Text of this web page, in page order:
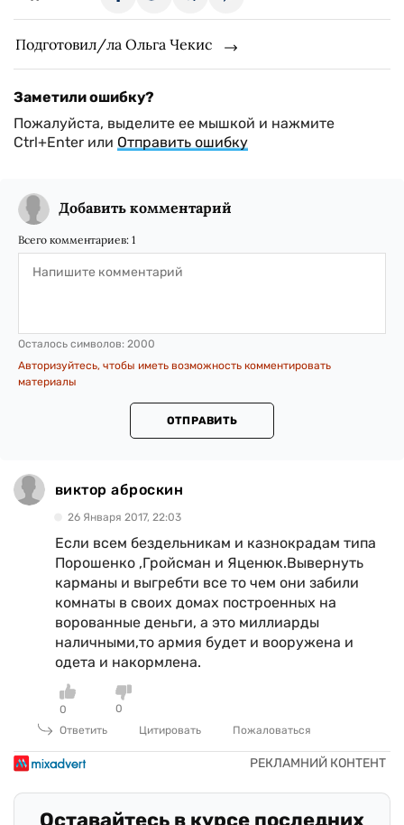
Подготовил/ла Ольга Чекис
Заметили ошибку?
Пожалуйста, выделите ее мышкой и нажмите
Ctrl+Enter или Отправить ошибку
Добавить комментарий
Всего комментариев: 1
Осталось символов: 2000
Авторизуйтесь, чтобы иметь возможность комментировать
материалы
ОТПРАВИТЬ
виктор аброскин
26 Января 2017, 22:03
Если всем бездельникам и казнокрадам типа
Порошенко ,Гройсман и Яценюк.Вывернуть
карманы и выгребти все то чем они забили
комнаты в своих домах построенных на
ворованные деньги, а это миллиарды
наличными,то армия будет и вооружена и
одета и накормлена.
0
0
Ответить
Цитировать Пожаловаться
Оставайтесь в курсе последних